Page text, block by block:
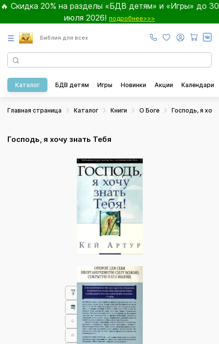
🔥 Скидка 20% на разделы «БДВ детям» и «Игры» до 30
июля 2026! подробнее>>>
☰ Библия для всех
Каталог БДВ детям Игры Новинки Акции Календари
Главная страница Каталог Книги О Боге Господь, я
Господь, я хочу знать Тебя